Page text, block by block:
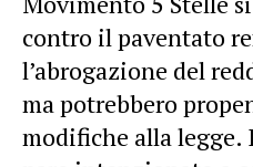
contro il paventato
l’abrogazione del
ma potrebbero
modifiche alla legge.